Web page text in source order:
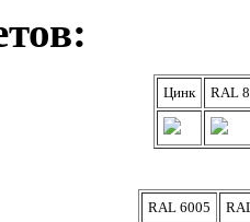
Цинк RAL
RAL 6005